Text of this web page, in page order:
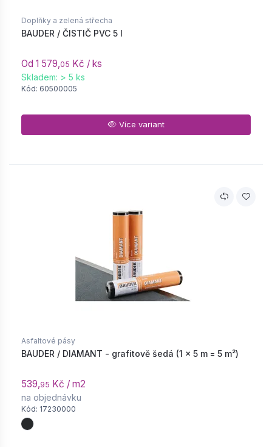
Doplňky a zelená střecha
BAUDER / ČISTIČ PVC 5 l
Od 1 579,05 Kč / ks
Skladem: > 5 ks
Kód: 60500005
Více variant
Asfaltové pásy
BAUDER / DIAMANT - grafitově šedá (1 × 5 m = 5 m²)
539,95 Kč / m2
na objednávku
Kód: 17230000